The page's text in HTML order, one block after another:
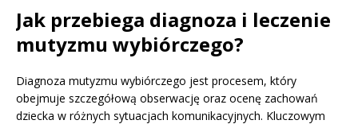
Jak przebiega diagnoza i leczenie
mutyzmu wybiórczego?
Diagnoza mutyzmu wybiórczego jest procesem, który
obejmuje szczegółową obserwację oraz ocenę zachowań
dziecka w różnych sytuacjach komunikacyjnych. Kluczowym